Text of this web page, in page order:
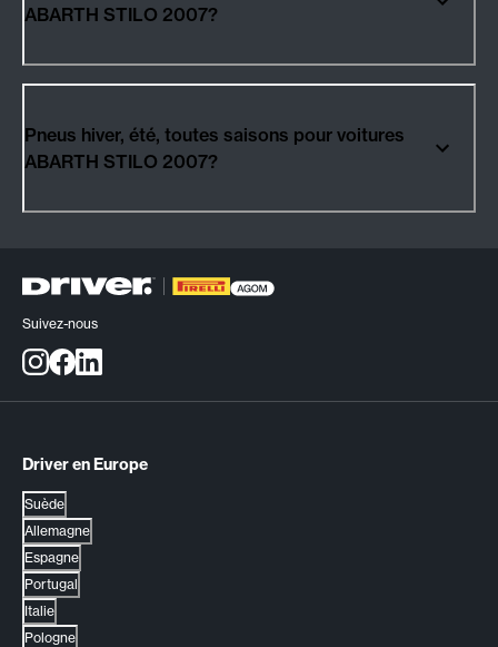
ABARTH STILO 2007?
Pneus hiver, été, toutes saisons pour voitures
ABARTH STILO 2007?
Suivez-nous
Driver en Europe
Suède
Allemagne
Espagne
Portugal
Italie
Pologne